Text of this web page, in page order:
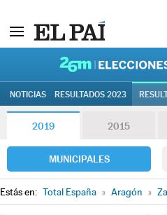
NOTICIAS RESULTADOS 2023
2019 2015
MUNICIPALES
Estás en: Total España » Aragón »